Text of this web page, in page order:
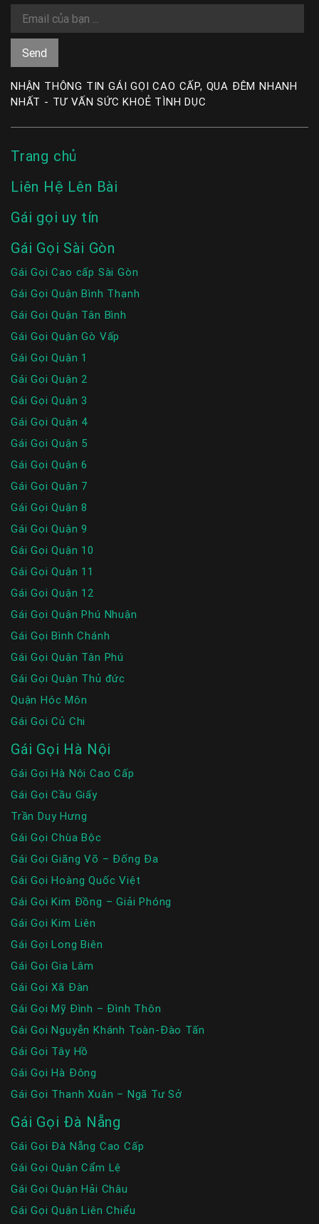
NHẬN THÔNG TIN GÁI GỌI CAO CẤP, QUA ĐÊM NHANH
NHẤT - TƯ VẤN SỨC KHOẺ TÌNH DỤC
Trang chủ
Liên Hệ Lên Bài
Gái gọi uy tín
Gái Gọi Sài Gòn
Gái Gọi Cao cấp Sài Gòn
Gái Gọi Quận Bình Thạnh
Gái Gọi Quận Tân Bình
Gái Gọi Quận Gò Vấp
Gái Gọi Quận 1
Gái Gọi Quận 2
Gái Gọi Quận 3
Gái Gọi Quận 4
Gái Gọi Quận 5
Gái Gọi Quận 6
Gái Gọi Quận 7
Gái Gọi Quận 8
Gái Gọi Quận 9
Gái Gọi Quận 10
Gái Gọi Quận 11
Gái Gọi Quận 12
Gái Gọi Quận Phú Nhuận
Gái Gọi Bình Chánh
Gái Gọi Quận Tân Phú
Gái Gọi Quận Thủ đức
Quận Hóc Môn
Gái Gọi Củ Chi
Gái Gọi Hà Nội
Gái Gọi Hà Nội Cao Cấp
Gái Gọi Cầu Giấy
Trần Duy Hưng
Gái Gọi Chùa Bộc
Gái Gọi Giãng Võ – Đống Đa
Gái Gọi Hoàng Quốc Việt
Gái Gọi Kim Đồng – Giải Phóng
Gái Gọi Kim Liên
Gái Gọi Long Biên
Gái Gọi Gia Lâm
Gái Gọi Xã Đàn
Gái Gọi Mỹ Đình – Đình Thôn
Gái Gọi Nguyễn Khánh Toàn-Đào Tấn
Gái Gọi Tây Hồ
Gái Gọi Hà Đông
Gái Gọi Thanh Xuân – Ngã Tư Sở
Gái Gọi Đà Nẵng
Gái Gọi Đà Nẵng Cao Cấp
Gái Gọi Quận Cẩm Lệ
Gái Gọi Quận Hải Châu
Gái Gọi Quận Liên Chiểu